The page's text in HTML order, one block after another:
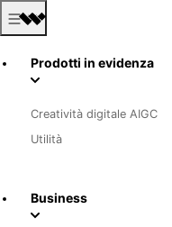
Prodotti in evidenza
Creatività digitale AIGC
Utilità
Business